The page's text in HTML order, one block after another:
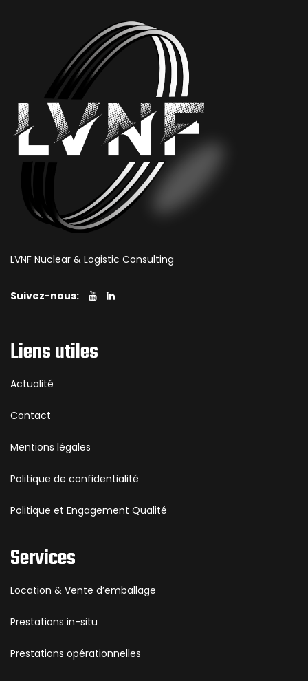
LVNF Nuclear & Logistic Consulting
Suivez-nous:
Liens utiles
Actualité
Contact
Mentions légales
Politique de confidentialité
Politique et Engagement Qualité
Services
Location & Vente d’emballage
Prestations in-situ
Prestations opérationnelles